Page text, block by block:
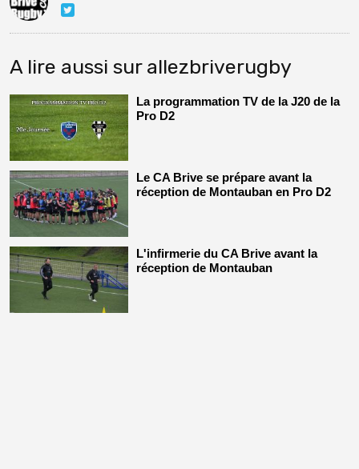
A lire aussi sur allezbriverugby
La programmation TV de la J20 de la
Pro D2
Le CA Brive se prépare avant la
réception de Montauban en Pro D2
L'infirmerie du CA Brive avant la
réception de Montauban